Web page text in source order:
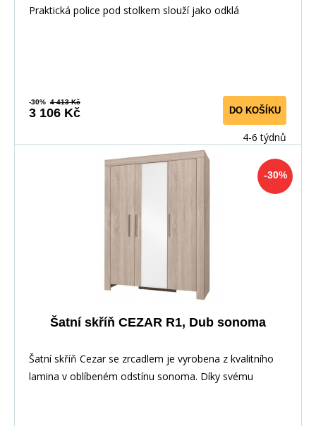
Praktická police pod stolkem slouží jako odklá
-30% 4 413 Kč
3 106 Kč DO KOŠÍKU
4-6 týdnů
-30%
Šatní skříň CEZAR R1, Dub sonoma
Šatní skříň Cezar se zrcadlem je vyrobena z kvalitního
lamina v oblíbeném odstínu sonoma. Díky svému